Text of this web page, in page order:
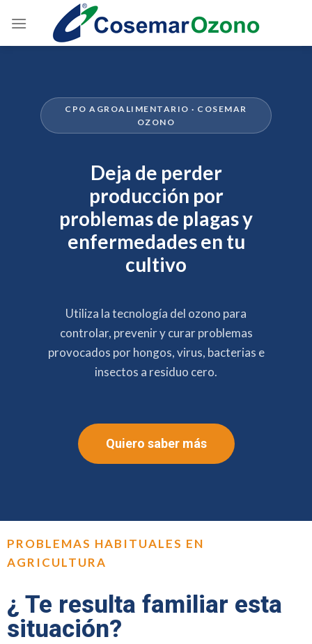
CPO AGROALIMENTARIO · COSEMAR
OZONO
Deja de perder
producción por
problemas de plagas y
enfermedades en tu
cultivo
Utiliza la tecnología del ozono para
controlar, prevenir y curar problemas
provocados por hongos, virus, bacterias e
insectos a residuo cero.
Quiero saber más
PROBLEMAS HABITUALES EN
AGRICULTURA
¿ Te resulta familiar esta
situación?